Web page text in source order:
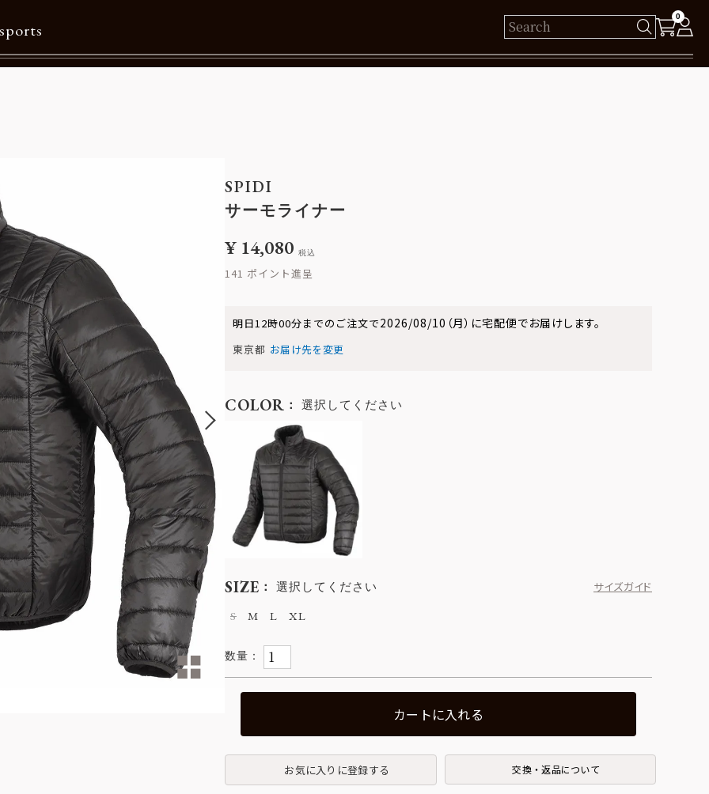
0
メルマガ購読
SPIDI
サーモライナー
¥ 14,080 税込
141
明日12時00分までのご注文で2026/08/10（月） に宅配便でお届けします。
東京都 お届け先を変更
SIZE 選択してください
サイズガイド
S
M L XL
COLOR 選択してください
カートに入れる
お気に入りに登録する 交換・返品について